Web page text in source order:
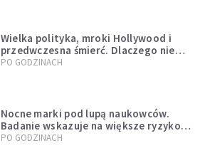
Wielka polityka, mroki Hollywood i
przedwczesna śmierć. Dlaczego nie
możemy przestać mówić o Marilyn
PO GODZINACH
Nocne marki pod lupą naukowców.
Badanie wskazuje na większe ryzyko
zawału
PO GODZINACH